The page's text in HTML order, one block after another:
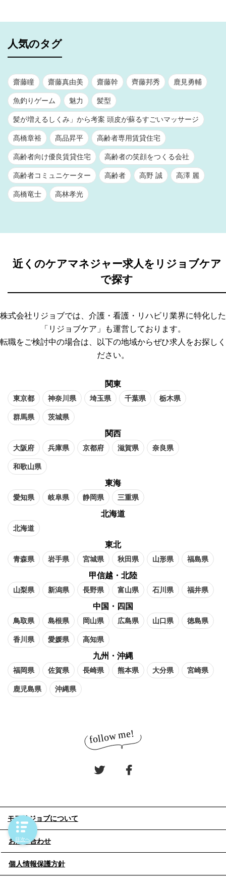
人気のタグ
齋藤瞳 齋藤真由美 齋藤幹 齊藤邦秀 鹿見勇輔
魚釣りゲーム 魅力 髪型
髪が増えるしくみ」から考案 頭皮が蘇るすごいマッサージ
髙橋章裕 髙品昇平 高齢者専用賃貸住宅
高齢者向け優良賃貸住宅 高齢者の笑顔をつくる会社
高齢者コミュニケーター 高齢者 高野 誠 高澤 麗
高橋竜士 高林孝光
近くのケアマネジャー求人をリジョブケア
で探す
株式会社リジョブでは、介護・看護・リハビリ業界に特化した
「リジョブケア」も運営しております。
転職をご検討中の場合は、以下の地域からぜひ求人をお探しく
ださい。
関東
東京都 神奈川県 埼玉県 千葉県 栃木県
群馬県 茨城県
関西
大阪府 兵庫県 京都府 滋賀県 奈良県
和歌山県
東海
愛知県 岐阜県 静岡県 三重県
北海道
北海道
東北
青森県 岩手県 宮城県 秋田県 山形県 福島県
甲信越・北陸
山梨県 新潟県 長野県 富山県 石川県 福井県
中国・四国
鳥取県 島根県 岡山県 広島県 山口県 徳島県
香川県 愛媛県 高知県
九州・沖縄
福岡県 佐賀県 長崎県 熊本県 大分県 宮崎県
鹿児島県 沖縄県
モアリジョブについて
お問い合わせ
個人情報保護方針
目次へ